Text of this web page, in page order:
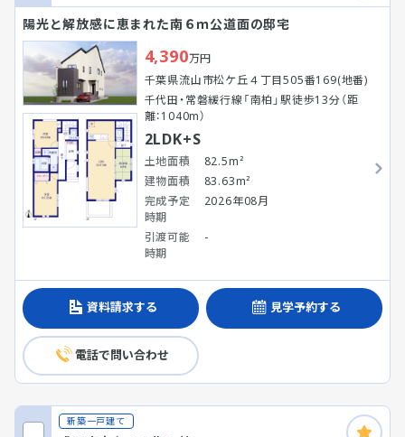
陽光と解放感に恵まれた南６ｍ公道面の邸宅
4,390万円
千葉県流山市松ケ丘４丁目505番169(地番)
千代田・常磐緩行線「南柏」駅徒歩13分（距
離：1040m）
2LDK+S
土地面積
82.5m²
建物面積
83.63m²
完成予定
時期
2026年08月
引渡可能
時期
-
資料請求する 見学予約する
電話で問い合わせ
新築一戸建て